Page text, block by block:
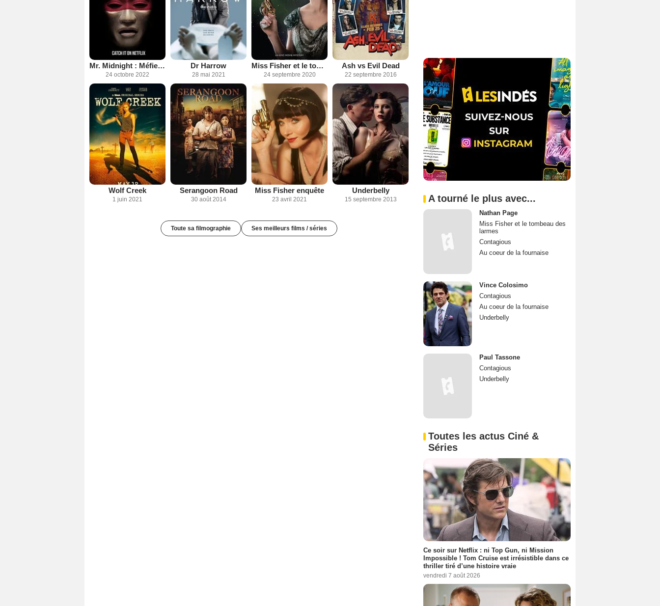
Mr. Midnight : Méfiez-vous des monstres !
24 octobre 2022
Dr Harrow
28 mai 2021
Miss Fisher et le tombeau des larmes
24 septembre 2020
Ash vs Evil Dead
22 septembre 2016
Wolf Creek
1 juin 2021
Serangoon Road
30 août 2014
Miss Fisher enquête
23 avril 2021
Underbelly
15 septembre 2013
Toute sa filmographie Ses meilleurs films / séries
A tourné le plus avec...
Nathan Page
Miss Fisher et le tombeau des
larmes
Contagious
Au coeur de la fournaise
Vince Colosimo
Contagious
Au coeur de la fournaise
Underbelly
Paul Tassone
Contagious
Underbelly
Toutes les actus Ciné &
Séries
Ce soir sur Netflix : ni Top Gun, ni Mission
Impossible ! Tom Cruise est irrésistible dans ce
thriller tiré d’une histoire vraie
vendredi 7 août 2026